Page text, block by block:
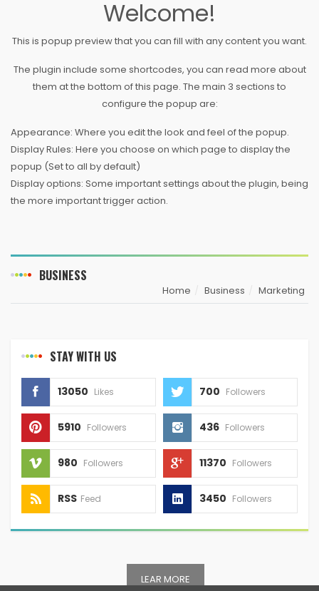
Welcome!
This is popup preview that you can fill with any content you want.
The plugin include some shortcodes, you can read more about
them at the bottom of this page. The main 3 sections to
configure the popup are:
Appearance: Where you edit the look and feel of the popup.
Display Rules: Here you choose on which page to display the
popup (Set to all by default)
Display options: Some important settings about the plugin, being
the more important trigger action.
BUSINESS
Home Business Marketing
STAY WITH US
13050 Likes 700 Followers
5910 Followers 436 Followers
980 Followers 11370 Followers
RSS Feed 3450 Followers
LEAR MORE